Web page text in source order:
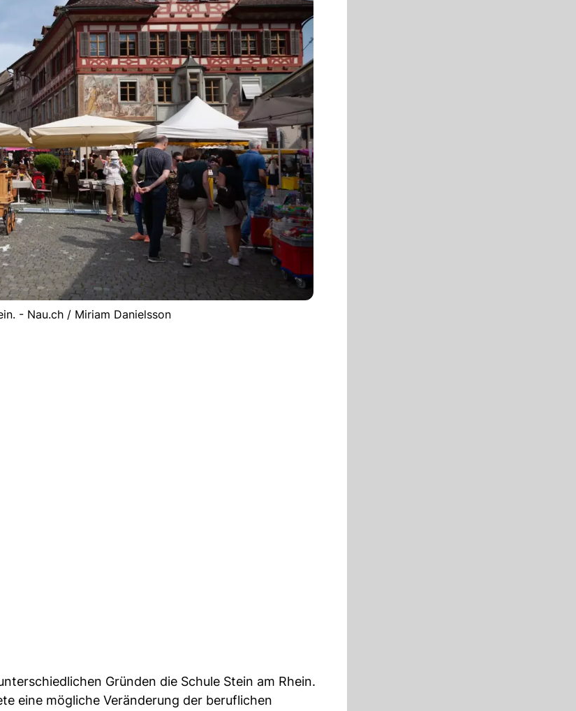
- Nau.ch / Miriam Danielsson
Gründen die Schule Stein am Rhein.
eine mögliche Veränderung der beruflichen